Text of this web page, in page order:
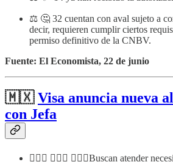
⚖️ 🤔 32 cuentan con aval sujeto a
decir, requieren cumplir ciertos
permiso definitivo de la CNBV.
Fuente: El Economista, 22 de junio
🇲🇽Visa anuncia nueva
con Jefa
💁🏼‍♀️ 🙆🏻‍♀️ 🙋🏽‍♀️Buscan atender